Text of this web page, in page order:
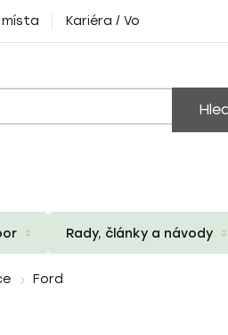
místa Kariéra / Volné pozice
Rady, články a návody
Ford